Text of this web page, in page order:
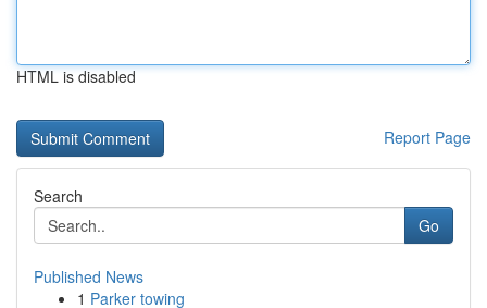
HTML is disabled
Report Page
Search
Go
Published News
1 Parker towing